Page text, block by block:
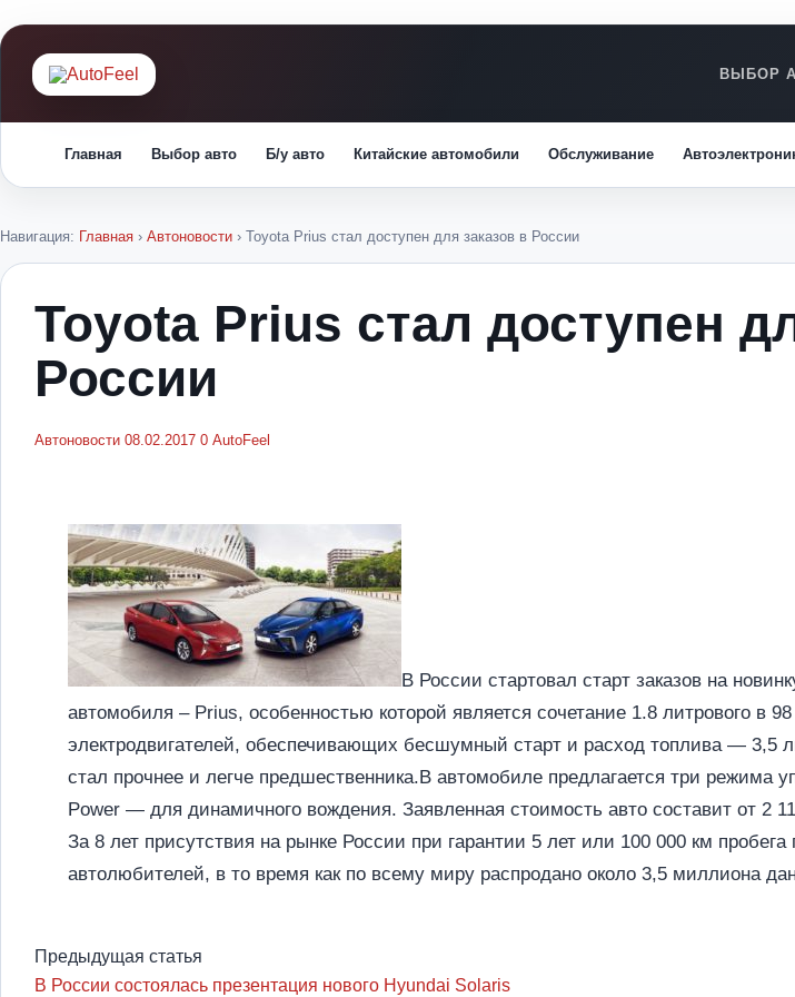
Главная Выбор авто Б/у авто Китайские автомобили Обслуживание
Навигация: Главная › Автоновости › Toyota Prius стал доступен для заказов в России
Toyota Prius стал доступен
России
Автоновости 08.02.2017 0 AutoFeel
В России стартовал старт заказов на
автомобиля – Prius, особенностью которой является сочетание 1.8 литрового в
электродвигателей, обеспечивающих бесшумный старт и расход топлива — 3,5
стал прочнее и легче предшественника.В автомобиле предлагается три
Power — для динамичного вождения. Заявленная стоимость авто составит от 2
За 8 лет присутствия на рынке России при гарантии 5 лет или 100 000 км
автолюбителей, в то время как по всему миру распродано около 3,5 миллиона
Предыдущая статья
В России состоялась презентация нового Hyundai Solaris